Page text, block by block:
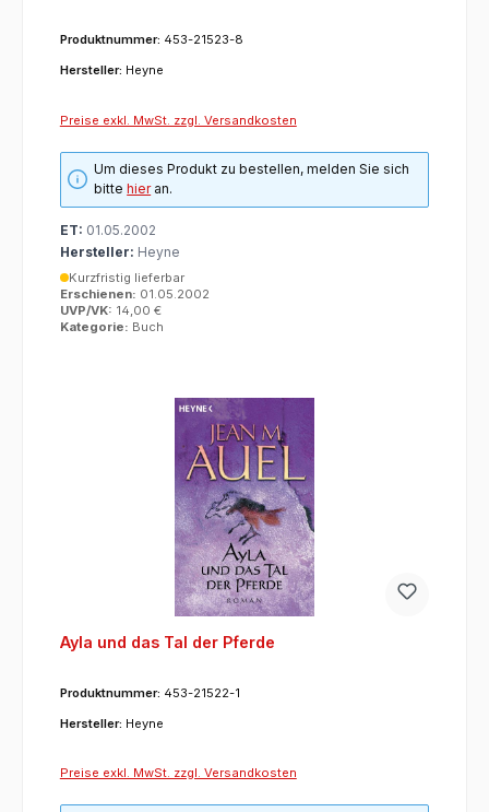
Produktnummer: 453-21523-8
Hersteller: Heyne
Preise exkl. MwSt. zzgl. Versandkosten
Um dieses Produkt zu bestellen, melden Sie sich
bittehieran.
ET: 01.05.2002
Hersteller: Heyne
Kurzfristig lieferbar
Erschienen: 01.05.2002
UVP/VK: 14,00 €
Kategorie: Buch
Ayla und das Tal der Pferde
Produktnummer: 453-21522-1
Hersteller: Heyne
Preise exkl. MwSt. zzgl. Versandkosten